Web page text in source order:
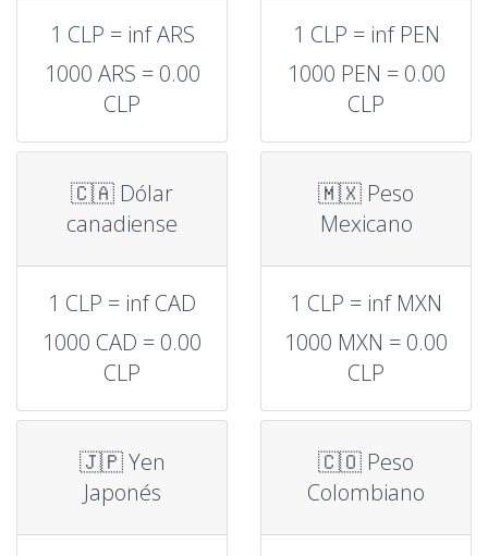
1 CLP = inf ARS
1000 ARS = 0.00
CLP
1 CLP = inf PEN
1000 PEN = 0.00
CLP
🇨🇦 Dólar
canadiense
1 CLP = inf CAD
1000 CAD = 0.00
CLP
🇲🇽 Peso
Mexicano
1 CLP = inf MXN
1000 MXN = 0.00
CLP
🇯🇵 Yen
Japonés
🇨🇴 Peso
Colombiano